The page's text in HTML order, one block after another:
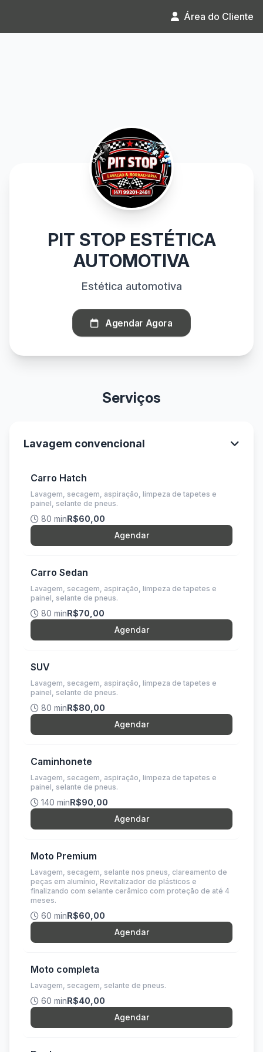
Área do Cliente
PIT STOP ESTÉTICA
AUTOMOTIVA
Estética automotiva
Agendar Agora
Serviços
Lavagem convencional
Carro Hatch
Lavagem, secagem, aspiração, limpeza de tapetes e
painel, selante de pneus.
80 minR$60,00
Agendar
Carro Sedan
Lavagem, secagem, aspiração, limpeza de tapetes e
painel, selante de pneus.
80 minR$70,00
Agendar
SUV
Lavagem, secagem, aspiração, limpeza de tapetes e
painel, selante de pneus.
80 minR$80,00
Agendar
Caminhonete
Lavagem, secagem, aspiração, limpeza de tapetes e
painel, selante de pneus.
140 minR$90,00
Agendar
Moto Premium
Lavagem, secagem, selante nos pneus, clareamento de
peças em alumínio, Revitalizador de plásticos e
finalizando com selante cerâmico com proteção de até 4
meses.
60 minR$60,00
Agendar
Moto completa
Lavagem, secagem, selante de pneus.
60 minR$40,00
Agendar